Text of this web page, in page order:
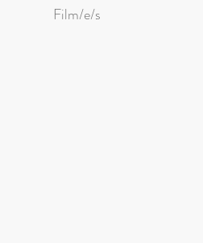
Film/e/s